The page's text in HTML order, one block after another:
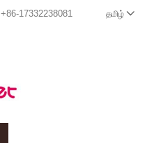
+86-17332238081 தமிழ் 